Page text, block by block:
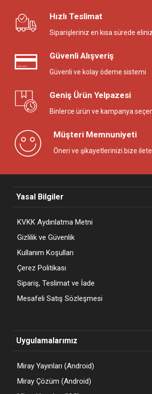
Hızlı Teslimat
Siparişleriniz en kısa sürede
Güvenli Alışveriş
Güvenli ve kolay ödeme sistemi
Geniş Ürün Yelpazesi
Binlerce ürün ve kampanya
Müşteri Memnuniyeti
Öneri ve şikayetlerinizi bize
Yasal Bilgiler
KVKK Aydınlatma Metni
Gizlilik ve Güvenlik
Kullanım Koşulları
Çerez Politikası
Sipariş, Teslimat ve İade
Mesafeli Satış Sözleşmesi
Uygulamalarımız
Miray Yayınları (Android)
Miray Çözüm (Android)